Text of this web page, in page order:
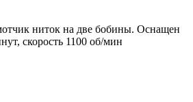
ниток на две бобины. Оснащен
скорость 1100 об/мин